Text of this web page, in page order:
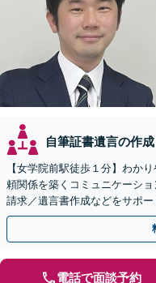
自筆証書遺言の作成
【女学院前駅徒歩１分】わか
頼関係を築くコミュニケーシ
請求／遺言書作成などをサポ
族間の感情にも丁寧に配慮い
電話で面談予約